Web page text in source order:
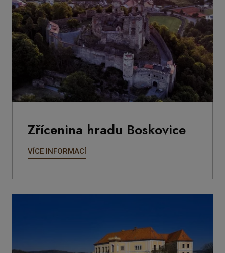
Zřícenina hradu Boskovice
VÍCE INFORMACÍ